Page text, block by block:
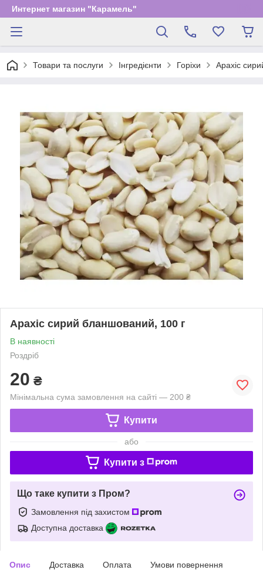
Интернет магазин "Карамель"
Товари та послуги Інгредієнти Горіхи Арахіс
Арахіс сирий бланшований, 100 г
В наявності
Роздріб
20 ₴
Мінімальна сума замовлення на сайті — 200 ₴
Купити
або
Купити з
Що таке купити з Пром?
Замовлення під захистом
Доступна доставка
Опис Доставка Оплата Умови повернення